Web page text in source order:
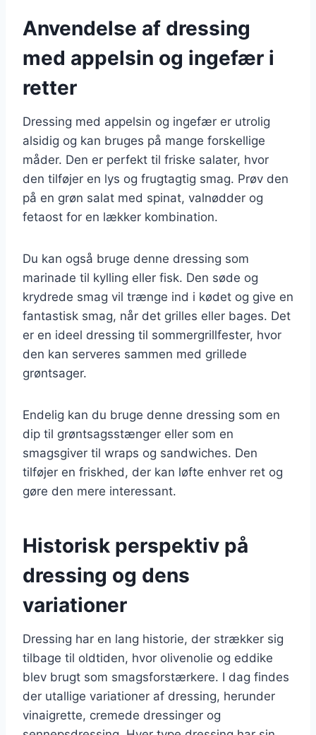
Anvendelse af dressing
med appelsin og ingefær i
retter
Dressing med appelsin og ingefær er utrolig
alsidig og kan bruges på mange forskellige
måder. Den er perfekt til friske salater, hvor
den tilføjer en lys og frugtagtig smag. Prøv den
på en grøn salat med spinat, valnødder og
fetaost for en lækker kombination.
Du kan også bruge denne dressing som
marinade til kylling eller fisk. Den søde og
krydrede smag vil trænge ind i kødet og give en
fantastisk smag, når det grilles eller bages. Det
er en ideel dressing til sommergrillfester, hvor
den kan serveres sammen med grillede
grøntsager.
Endelig kan du bruge denne dressing som en
dip til grøntsagsstænger eller som en
smagsgiver til wraps og sandwiches. Den
tilføjer en friskhed, der kan løfte enhver ret og
gøre den mere interessant.
Historisk perspektiv på
dressing og dens
variationer
Dressing har en lang historie, der strækker sig
tilbage til oldtiden, hvor olivenolie og eddike
blev brugt som smagsforstærkere. I dag findes
der utallige variationer af dressing, herunder
vinaigrette, cremede dressinger og